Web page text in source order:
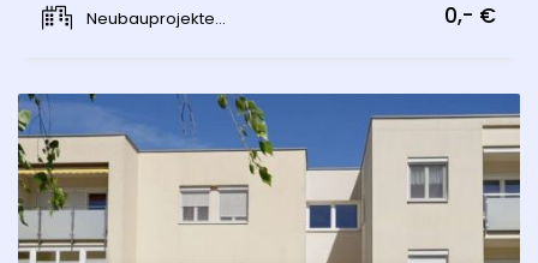
Neubauprojekte...
0,- €